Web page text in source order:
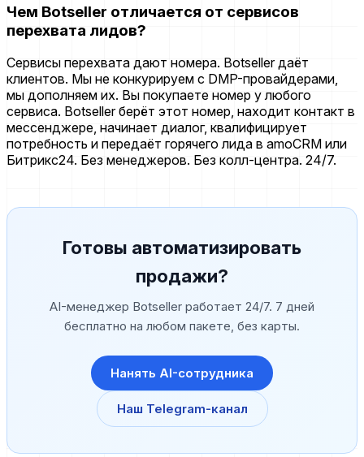
Чем Botseller отличается от сервисов
перехвата лидов?
Сервисы перехвата дают номера. Botseller даёт
клиентов. Мы не конкурируем с DMP-провайдерами,
мы дополняем их. Вы покупаете номер у любого
сервиса. Botseller берёт этот номер, находит контакт в
мессенджере, начинает диалог, квалифицирует
потребность и передаёт горячего лида в amoCRM или
Битрикс24. Без менеджеров. Без колл-центра. 24/7.
Готовы автоматизировать
продажи?
AI-менеджер Botseller работает 24/7. 7 дней
бесплатно на любом пакете, без карты.
Нанять AI-сотрудника
Наш Telegram-канал